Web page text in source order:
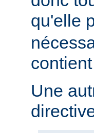
qu'elle
Une